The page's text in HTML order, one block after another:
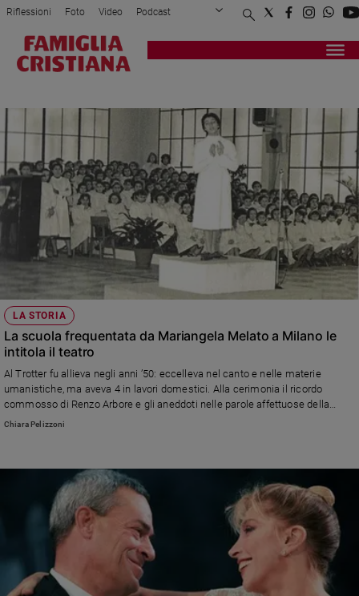
Attualità
Economia
e
giustizia
Sport
Interviste
Papa
Papa
Chiesa
Chiesa
Fede
Devozione
giorno
Riflessioni Foto Video Podcast
Privacy Policy Chi siamo
Registrati Redazione
LA STORIA
La scuola frequentata da Mariangela Melato a Milano le
intitola il teatro
Al Trotter fu allieva negli anni ’50: eccelleva nel canto e nelle materie
umanistiche, ma aveva 4 in lavori domestici. Alla cerimonia il ricordo
commosso di Renzo Arbore e gli aneddoti nelle parole affettuose della
sorella Anna (foto dall'Archivio storico Casa del Sole)
Chiara Pelizzoni